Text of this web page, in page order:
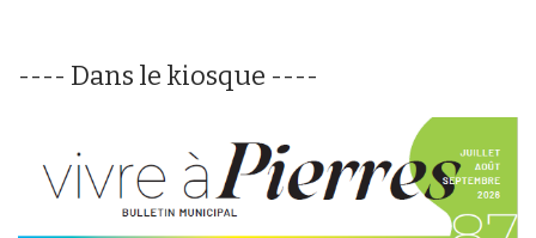
---- Dans le kiosque ----